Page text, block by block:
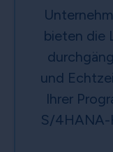
bieten die
und
Ihrer
S/4HANA-